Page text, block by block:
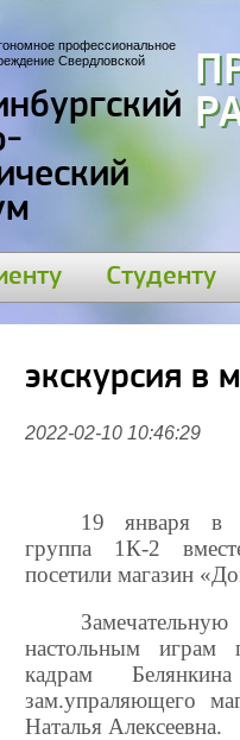
профессиональное
Свердловской
Студенту
экскурсия в
2022-02-10 10:46:29
19 января в
группа 1К-2
посетили магазин
настольным играм
кадрам
зам.упраляющего
Наталья Алексеевна.